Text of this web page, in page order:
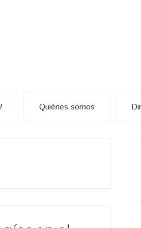
Quiénes somos